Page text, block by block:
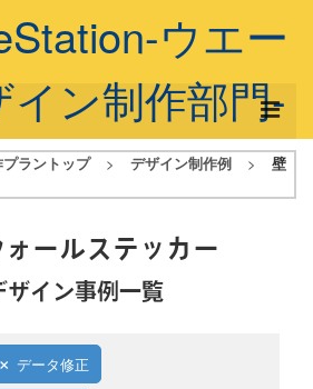
ト
ラントップ > デザイン制作例 >
壁
ールステッカー
ザイン事例一覧
データ修正